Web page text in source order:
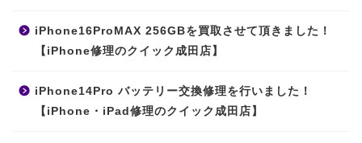
iPhone16ProMAX 256GBを買取させて頂きました！
【iPhone修理のクイック成田店】
iPhone14Pro バッテリー交換修理を行いました！
【iPhone・iPad修理のクイック成田店】